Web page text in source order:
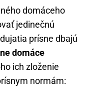
domáceho
jedinečnú
prísne dbajú
domáce
ich zloženie
normám: